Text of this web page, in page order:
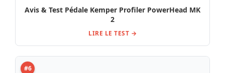
Avis & Test Pédale Kemper Profiler PowerHead MK
2
LIRE LE TEST →
#6